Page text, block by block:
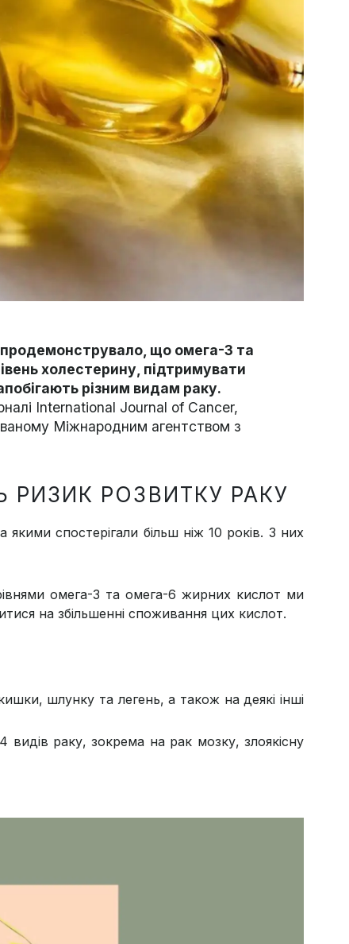
що омега-3 та
холестерину, підтримувати
різним видам раку.
International Journal of Cancer,
Міжнародним агентством з
РОЗВИТКУ РАКУ
спостерігали більш ніж 10 років. З них
омега-3 та омега-6 жирних кислот ми
на збільшенні споживання цих кислот.
шлунку та легень, а також на деякі інші
раку, зокрема на рак мозку, злоякісну